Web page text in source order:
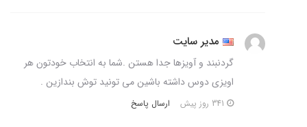
مدیر سایت
گردنبند و آویزها جدا هستن .شما به انتخاب خودتون هر
اویزی دوس داشته باشین می تونید توش بندازین .
ارسال پاسخ